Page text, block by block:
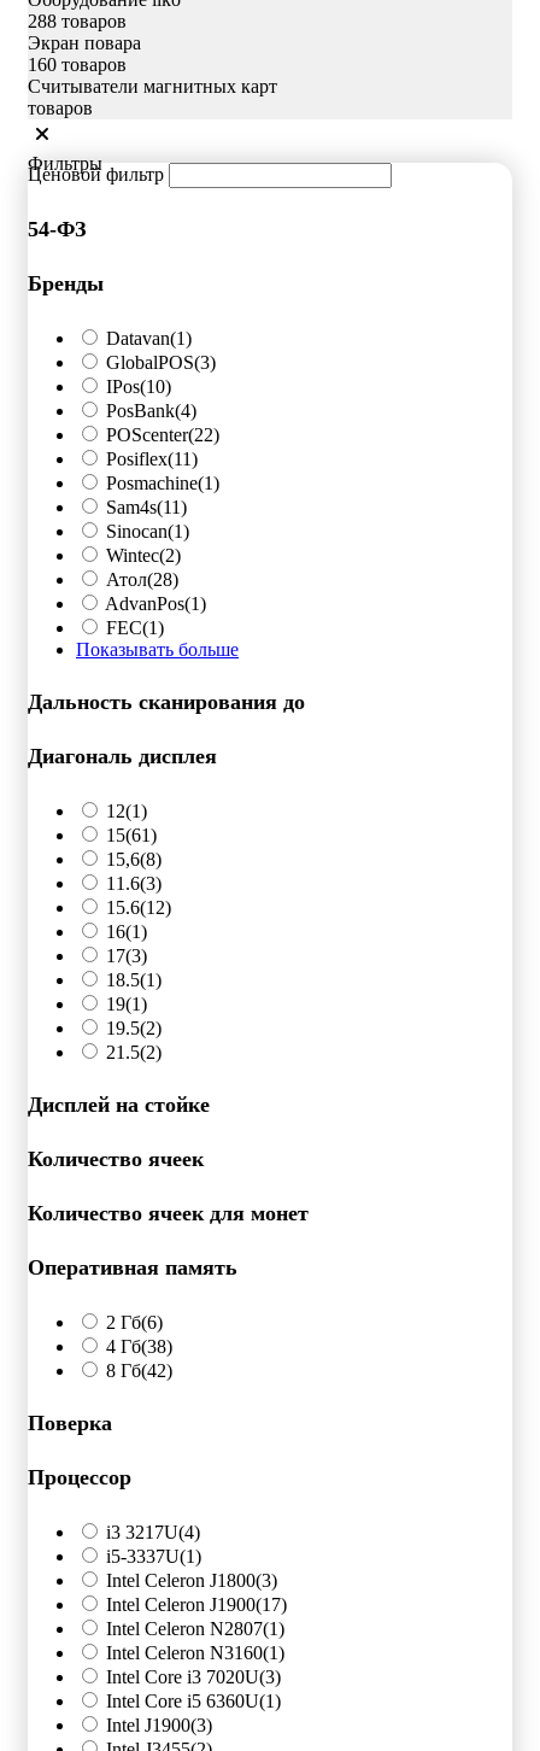
288 товаров
Экран повара
160 товаров
Считыватели магнитных карт
товаров
Фильтры
Ценовой фильтр
54-ФЗ
Бренды
Datavan(1)
GlobalPOS(3)
IPos(10)
PosBank(4)
POScenter(22)
Posiflex(11)
Posmachine(1)
Sam4s(11)
Sinocan(1)
Wintec(2)
Атол(28)
AdvanPos(1)
FEC(1)
Показывать больше
Дальность сканирования до
Диагональ дисплея
12(1)
15(61)
15,6(8)
11.6(3)
15.6(12)
16(1)
17(3)
18.5(1)
19(1)
19.5(2)
21.5(2)
Дисплей на стойке
Количество ячеек
Количество ячеек для монет
Оперативная память
2 Гб(6)
4 Гб(38)
8 Гб(42)
Поверка
Процессор
i3 3217U(4)
i5-3337U(1)
Intel Celeron J1800(3)
Intel Celeron J1900(17)
Intel Celeron N2807(1)
Intel Celeron N3160(1)
Intel Core i3 7020U(3)
Intel Core i5 6360U(1)
Intel J1900(3)